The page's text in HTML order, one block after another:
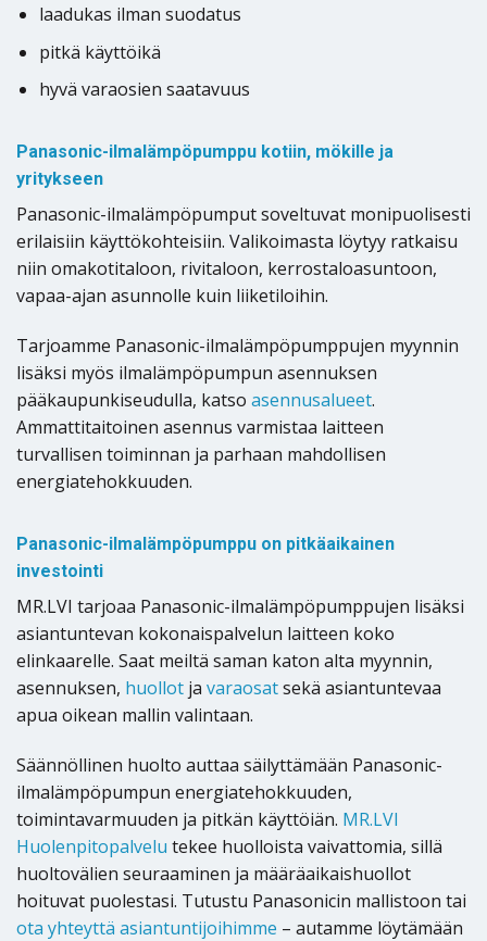
laadukas ilman suodatus
pitkä käyttöikä
hyvä varaosien saatavuus
Panasonic-ilmalämpöpumppu kotiin, mökille ja
yritykseen
Panasonic-ilmalämpöpumput soveltuvat monipuolisesti
erilaisiin käyttökohteisiin. Valikoimasta löytyy ratkaisu
niin omakotitaloon, rivitaloon, kerrostaloasuntoon,
vapaa-ajan asunnolle kuin liiketiloihin.
Tarjoamme Panasonic-ilmalämpöpumppujen myynnin
lisäksi myös ilmalämpöpumpun asennuksen
pääkaupunkiseudulla, katso asennusalueet.
Ammattitaitoinen asennus varmistaa laitteen
turvallisen toiminnan ja parhaan mahdollisen
energiatehokkuuden.
Panasonic-ilmalämpöpumppu on pitkäaikainen
investointi
MR.LVI tarjoaa Panasonic-ilmalämpöpumppujen lisäksi
asiantuntevan kokonaispalvelun laitteen koko
elinkaarelle. Saat meiltä saman katon alta myynnin,
asennuksen, huollot ja varaosatsekä asiantuntevaa
apua oikean mallin valintaan.
Säännöllinen huolto auttaa säilyttämään Panasonic-
ilmalämpöpumpun energiatehokkuuden,
toimintavarmuuden ja pitkän käyttöiän. MR.LVI
Huolenpitopalvelu tekee huolloista vaivattomia, sillä
huoltovälien seuraaminen ja määräaikaishuollot
hoituvat puolestasi. Tutustu Panasonicin mallistoon tai
ota yhteyttä asiantuntijoihimme – autamme löytämään